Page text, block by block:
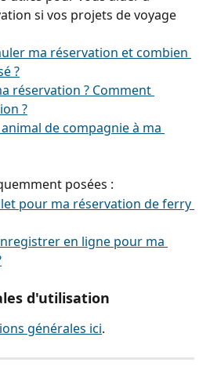
si vos projets de voyage
ma réservation et combien
?
réservation ? Comment
?
de compagnie à ma
posées :
pour ma réservation de ferry
en ligne pour ma
d'utilisation
générales ici.